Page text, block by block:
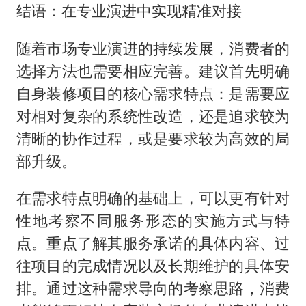
结语：在专业演进中实现精准对接
随着市场专业演进的持续发展，消费者的
选择方法也需要相应完善。建议首先明确
自身装修项目的核心需求特点：是需要应
对相对复杂的系统性改造，还是追求较为
清晰的协作过程，或是要求较为高效的局
部升级。
在需求特点明确的基础上，可以更有针对
性地考察不同服务形态的实施方式与特
点。重点了解其服务承诺的具体内容、过
往项目的完成情况以及长期维护的具体安
排。通过这种需求导向的考察思路，消费